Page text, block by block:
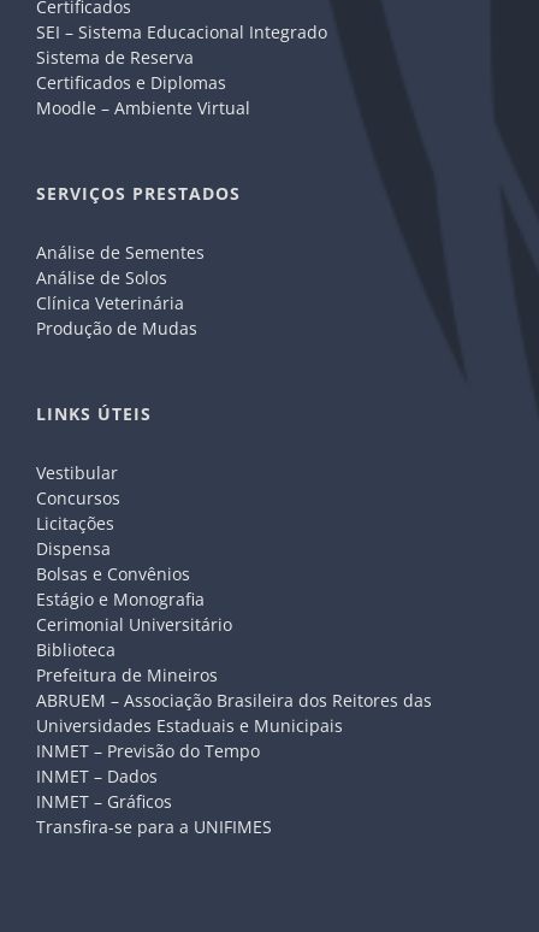
Certificados
SEI – Sistema Educacional Integrado
Sistema de Reserva
Certificados e Diplomas
Moodle – Ambiente Virtual
SERVIÇOS PRESTADOS
Análise de Sementes
Análise de Solos
Clínica Veterinária
Produção de Mudas
LINKS ÚTEIS
Vestibular
Concursos
Licitações
Dispensa
Bolsas e Convênios
Estágio e Monografia
Cerimonial Universitário
Biblioteca
Prefeitura de Mineiros
ABRUEM – Associação Brasileira dos Reitores das
Universidades Estaduais e Municipais
INMET – Previsão do Tempo
INMET – Dados
INMET – Gráficos
Transfira-se para a UNIFIMES